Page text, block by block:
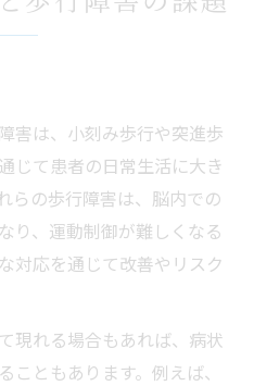
識
害は、小刻み歩行や突進歩
じて患者の日常生活に大き
らの歩行障害は、脳内での
り、運動制御が難しくなる
対応を通じて改善やリスク
現れる場合もあれば、病状
ともあります。例えば、